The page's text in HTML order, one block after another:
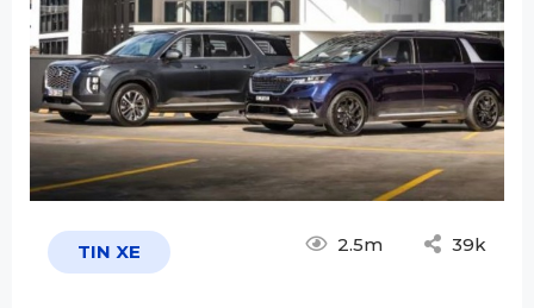
TIN XE 2.5m 39k